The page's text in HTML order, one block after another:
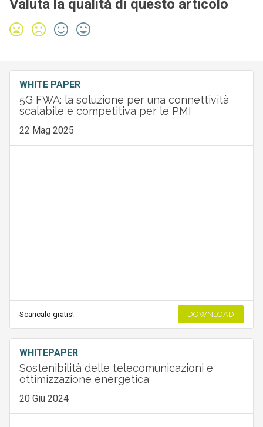
Valuta la qualità di questo articolo
WHITE PAPER
5G FWA: la soluzione per una connettività
scalabile e competitiva per le PMI
22 Mag 2025
Scaricalo gratis! DOWNLOAD
WHITEPAPER
Sostenibilità delle telecomunicazioni e
ottimizzazione energetica
20 Giu 2024